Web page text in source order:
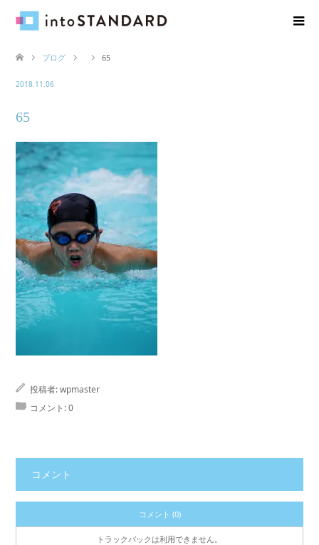
ブログ 65
2018.11.06
65
投稿者:wpmaster
コメント:0
コメント
コメント (0)
トラックバックは利用できません。